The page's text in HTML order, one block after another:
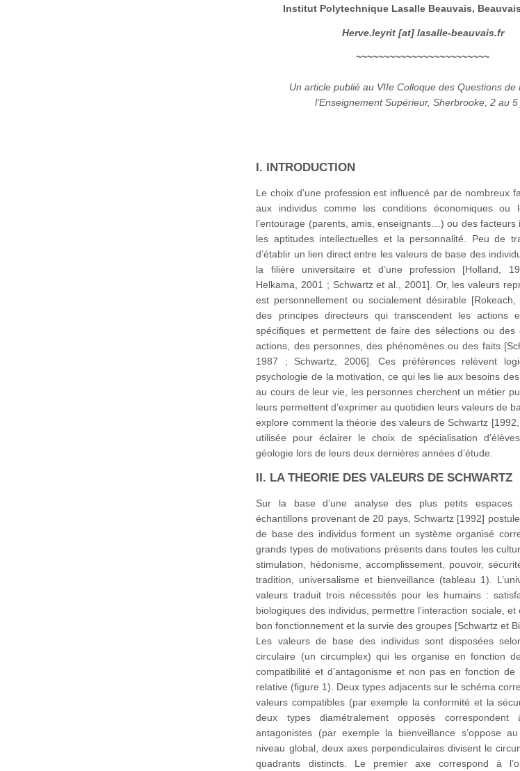
Institut Polytechnique Lasalle Beauvais,
Herve.leyrit [at] lasalle-beauvais.fr
~~~~~~~~~~~~~~~~~~~~~~~~
Un article publié au VIIe Colloque des Questions de
l’Enseignement Supérieur, Sherbrooke, 2 au 5
I. INTRODUCTION
Le choix d’une profession est influencé par de nombreux
aux individus comme les conditions économiques ou
l’entourage (parents, amis, enseignants…) ou des facteurs
les aptitudes intellectuelles et la personnalité. Peu de
d’établir un lien direct entre les valeurs de base des
la filière universitaire et d’une profession [Holland,
Helkama, 2001 ; Schwartz et al., 2001]. Or, les valeurs
est personnellement ou socialement désirable
des principes directeurs qui transcendent les actions
spécifiques et permettent de faire des sélections ou des
actions, des personnes, des phénomènes ou des faits
1987 ; Schwartz, 2006]. Ces préférences relèvent
psychologie de la motivation, ce qui les lie aux besoins des
au cours de leur vie, les personnes cherchent un métier
leurs permettent d’exprimer au quotidien leurs valeurs de
explore comment la théorie des valeurs de Schwartz
utilisée pour éclairer le choix de spécialisation
géologie lors de leurs deux dernières années d’étude.
II. LA THEORIE DES VALEURS DE SCHWARTZ
Sur la base d’une analyse des plus petits espaces
échantillons provenant de 20 pays, Schwartz [1992]
de base des individus forment un système organisé
grands types de motivations présents dans toutes les
stimulation, hédonisme, accomplissement, pouvoir,
tradition, universalisme et bienveillance (tableau 1).
valeurs traduit trois nécessités pour les humains :
biologiques des individus, permettre l’interaction sociale, et
bon fonctionnement et la survie des groupes [Schwartz et
Les valeurs de base des individus sont disposées
circulaire (un circumplex) qui les organise en fonction
compatibilité et d’antagonisme et non pas en fonction de
relative (figure 1). Deux types adjacents sur le schéma
valeurs compatibles (par exemple la conformité et la
deux types diamétralement opposés
antagonistes (par exemple la bienveillance s’oppose
niveau global, deux axes perpendiculaires divisent le
quadrants distincts. Le premier axe correspond à